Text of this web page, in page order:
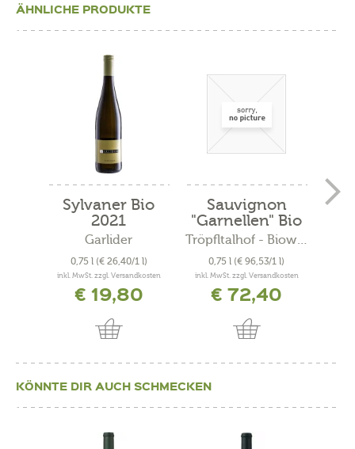
ÄHNLICHE PRODUKTE
Sylvaner Bio
2021
Garlider
0,75 l (€ 26,40/1 l)
inkl. MwSt. zzgl. Versandkosten
€ 19,80
Sauvignon
"Garnellen" Bio
2019
Tröpfltalhof - Bioweinhof
0,75 l (€ 96,53/1 l)
inkl. MwSt. zzgl. Versandkosten
€ 72,40
KÖNNTE DIR AUCH SCHMECKEN